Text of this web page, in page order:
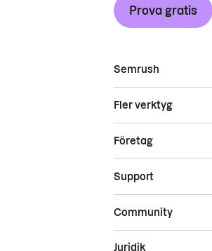
Prova gratis
Semrush
Fler verktyg
Företag
Support
Community
Juridik